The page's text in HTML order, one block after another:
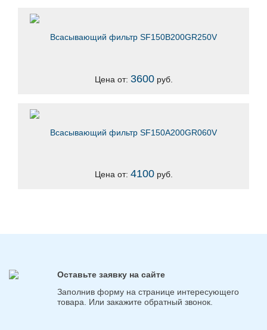
Всасывающий фильтр SF150B200GR250V
Цена от: 3600руб.
Всасывающий фильтр SF150A200GR060V
Цена от: 4100руб.
Оставьте заявку на сайте
Заполнив форму на странице интересующего
товара. Или закажите обратный звонок.